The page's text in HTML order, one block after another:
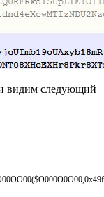
и видим следующий
($O000O0O00 0x49f